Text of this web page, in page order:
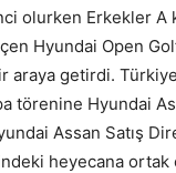
olurken Erkekler A
Hyundai Open
araya getirdi.
törenine Hyundai
Assan Satış
heyecana ortak